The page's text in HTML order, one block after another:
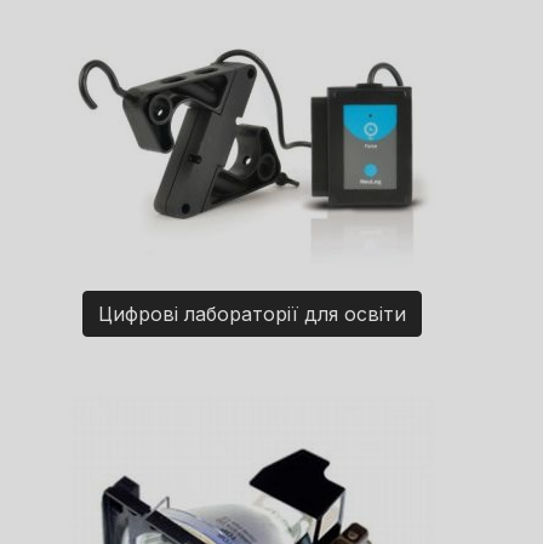
Цифрові лабораторії для освіти